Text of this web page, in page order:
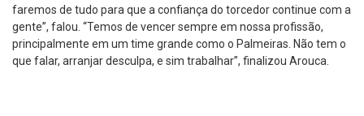
faremos de tudo para que a confiança do torcedor continue com a
gente”, falou. “Temos de vencer sempre em nossa profissão,
principalmente em um time grande como o Palmeiras. Não tem o
que falar, arranjar desculpa, e sim trabalhar”, finalizou Arouca.